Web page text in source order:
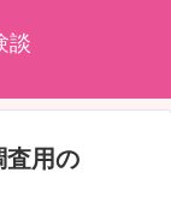
談
査用の